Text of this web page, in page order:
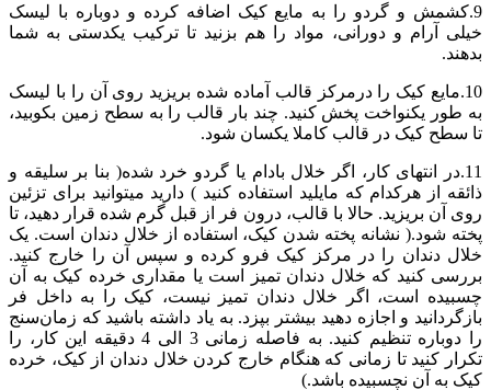
9.کشمش و گردو را به مایع کیک اضافه کرده و دوباره با لیسک
خیلی آرام و دورانی، مواد را هم بزنید تا ترکیب یکدستی به شما
بدهند.
10.مایع کیک را درمرکز قالب آماده شده بریزید روی آن را با لیسک
به طور یکنواخت پخش کنید. چند بار قالب را به سطح زمین بکوبید،
تا سطح کیک در قالب کاملا یکسان شود.
11.در انتهای کار، اگر خلال بادام یا گردو خرد شده( بنا بر سلیقه و
ذائقه از هرکدام که مایلید استفاده کنید ) دارید میتوانید برای تزئین
روی آن بریزید‌. حالا با قالب، درون فر از قبل گرم شده قرار دهید، تا
پخته شود.( نشانه پخته شدن کیک، استفاده از خلال دندان است. یک
خلال دندان را در مرکز کیک فرو کرده و سپس آن را خارج کنید.
بررسی کنید که خلال دندان تمیز است یا مقداری خرده کیک به آن
چسبیده است، اگر خلال دندان تمیز نیست، کیک را به داخل فر
بازگردانید و اجازه دهید بیشتر بپزد. به یاد داشته باشید که زمان‌سنج
را دوباره تنظیم کنید. به فاصله زمانی 3 الی 4 دقیقه این کار، را
تکرار کنید تا زمانی که هنگام خارج کردن خلال دندان از کیک، خرده
کیک به آن نچسبیده باشد.)